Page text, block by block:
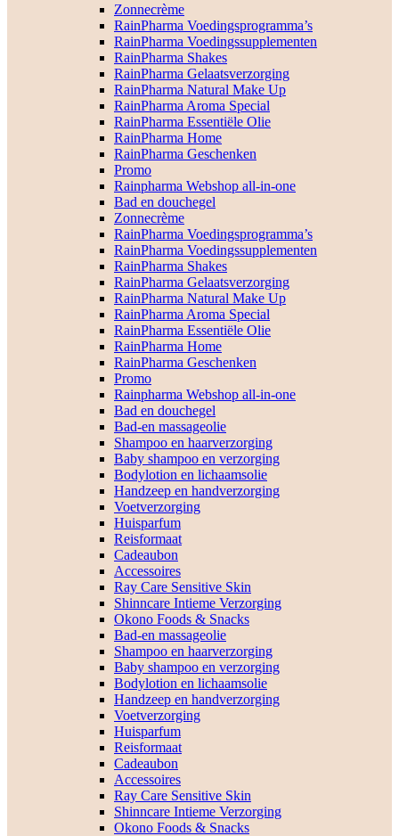
Zonnecrème
RainPharma Voedingsprogramma’s
RainPharma Voedingssupplementen
RainPharma Shakes
RainPharma Gelaatsverzorging
RainPharma Natural Make Up
RainPharma Aroma Special
RainPharma Essentiële Olie
RainPharma Home
RainPharma Geschenken
Promo
Rainpharma Webshop all-in-one
Bad en douchegel
Zonnecrème
RainPharma Voedingsprogramma’s
RainPharma Voedingssupplementen
RainPharma Shakes
RainPharma Gelaatsverzorging
RainPharma Natural Make Up
RainPharma Aroma Special
RainPharma Essentiële Olie
RainPharma Home
RainPharma Geschenken
Promo
Rainpharma Webshop all-in-one
Bad en douchegel
Bad-en massageolie
Shampoo en haarverzorging
Baby shampoo en verzorging
Bodylotion en lichaamsolie
Handzeep en handverzorging
Voetverzorging
Huisparfum
Reisformaat
Cadeaubon
Accessoires
Ray Care Sensitive Skin
Shinncare Intieme Verzorging
Okono Foods & Snacks
Bad-en massageolie
Shampoo en haarverzorging
Baby shampoo en verzorging
Bodylotion en lichaamsolie
Handzeep en handverzorging
Voetverzorging
Huisparfum
Reisformaat
Cadeaubon
Accessoires
Ray Care Sensitive Skin
Shinncare Intieme Verzorging
Okono Foods & Snacks